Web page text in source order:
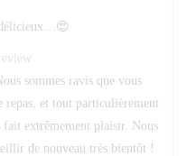
délicieux…😍
sommes ravis que vous
repas, et tout particulièrement
fait extrêmement plaisir. Nous
de nouveau très bientôt !